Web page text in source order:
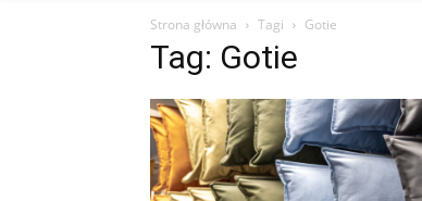
Strona główna Tagi Gotie
Tag: Gotie